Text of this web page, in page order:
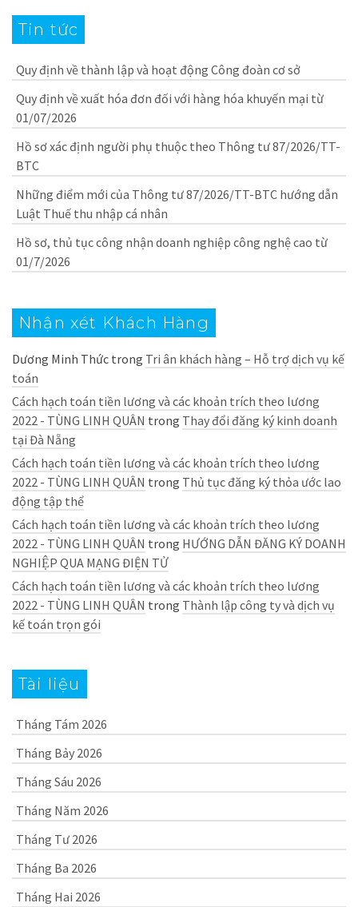
Tin tức
Quy định về thành lập và hoạt động Công đoàn cơ sở
Quy định về xuất hóa đơn đối với hàng hóa khuyến mại từ
01/07/2026
Hồ sơ xác định người phụ thuộc theo Thông tư 87/2026/TT-
BTC
Những điểm mới của Thông tư 87/2026/TT-BTC hướng dẫn
Luật Thuế thu nhập cá nhân
Hồ sơ, thủ tục công nhận doanh nghiệp công nghệ cao từ
01/7/2026
Nhận xét Khách Hàng
Dương Minh Thức trong Tri ân khách hàng – Hỗ trợ dịch vụ kế
toán
Cách hạch toán tiền lương và các khoản trích theo lương
2022 - TÙNG LINH QUÂN trong Thay đổi đăng ký kinh doanh
tại Đà Nẵng
Cách hạch toán tiền lương và các khoản trích theo lương
2022 - TÙNG LINH QUÂN trong Thủ tục đăng ký thỏa ước lao
động tập thể
Cách hạch toán tiền lương và các khoản trích theo lương
2022 - TÙNG LINH QUÂN trong HƯỚNG DẪN ĐĂNG KÝ DOANH
NGHIỆP QUA MẠNG ĐIỆN TỬ
Cách hạch toán tiền lương và các khoản trích theo lương
2022 - TÙNG LINH QUÂN trong Thành lập công ty và dịch vụ
kế toán trọn gói
Tài liệu
Tháng Tám 2026
Tháng Bảy 2026
Tháng Sáu 2026
Tháng Năm 2026
Tháng Tư 2026
Tháng Ba 2026
Tháng Hai 2026